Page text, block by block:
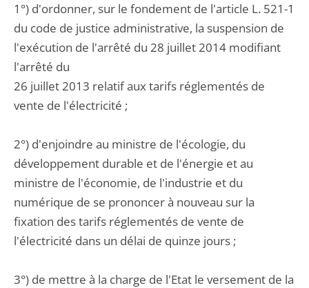
1°) d'ordonner, sur le fondement de l'article L. 521-1
du code de justice administrative, la suspension de
l'exécution de l'arrêté du 28 juillet 2014 modifiant
l'arrêté du
26 juillet 2013 relatif aux tarifs réglementés de
vente de l'électricité ;
2°) d'enjoindre au ministre de l'écologie, du
développement durable et de l'énergie et au
ministre de l'économie, de l'industrie et du
numérique de se prononcer à nouveau sur la
fixation des tarifs réglementés de vente de
l'électricité dans un délai de quinze jours ;
3°) de mettre à la charge de l'Etat le versement de la